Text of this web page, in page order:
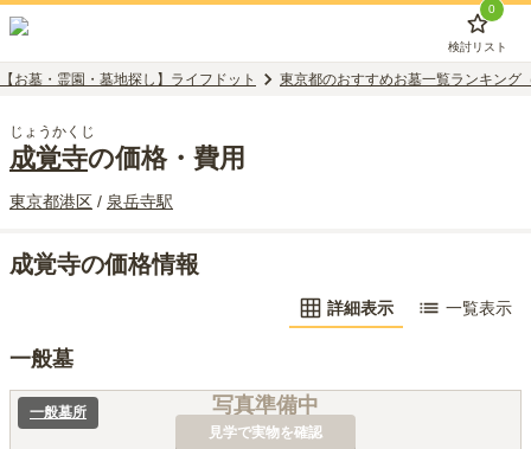
0
検討リスト
【お墓・霊園・墓地探し】ライフドット 東京都のおすすめお墓一覧ランキング
じょうかくじ
成覚寺の価格・費用
東京都港区 / 泉岳寺駅
成覚寺の価格情報
詳細表示 一覧表示
一般墓
写真準備中
見学で実物を確認
一般墓所